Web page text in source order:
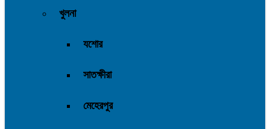
খুলনা
যশোর
সাতক্ষীরা
মেহেরপুর